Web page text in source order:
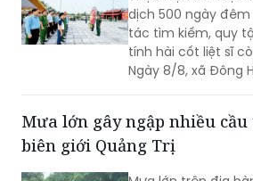
tính hài cốt liệt sĩ
Ngày 8/8, xã Đông
dâng hương, dâng
Anh hùng liệt sĩ và
sinh phẩm ADN tại
trang liệt sĩ Đông
Mưa lớn gây ngập nhiều
Mưa lớn trên địa
Quảng Trị khiến
xung yếu bị ngập,